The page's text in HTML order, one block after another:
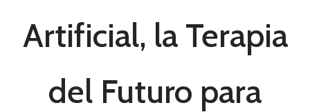
Artificial, la Terapia
del Futuro para